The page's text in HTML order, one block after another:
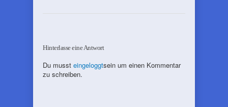
Hinterlasse eine Antwort
Du musst eingeloggtsein um einen Kommentar
zu schreiben.